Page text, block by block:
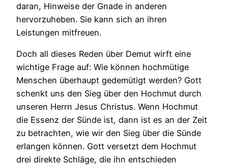
daran, Hinweise der Gnade in anderen
hervorzuheben. Sie kann sich an ihren
Leistungen mitfreuen.
Doch all dieses Reden über Demut wirft eine
wichtige Frage auf: Wie können hochmütige
Menschen überhaupt gedemütigt werden? Gott
schenkt uns den Sieg über den Hochmut durch
unseren Herrn Jesus Christus. Wenn Hochmut
die Essenz der Sünde ist, dann ist es an der Zeit
zu betrachten, wie wir den Sieg über die Sünde
erlangen können. Gott versetzt dem Hochmut
drei direkte Schläge, die ihn entschieden